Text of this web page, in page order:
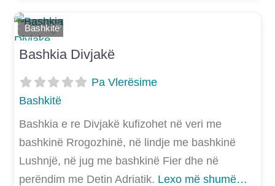
Shtoje si të preferuar
Bashkitë
E mëparshme
Më Tej
Bashkia Divjakë
Pa Vlerësime
Bashkitë
Bashkia e re Divjakë kufizohet në veri me
bashkinë Rrogozhinë, në lindje me bashkinë
Lushnjë, në jug me bashkinë Fier dhe në
perëndim me Detin Adriatik. Lexo më shumë…